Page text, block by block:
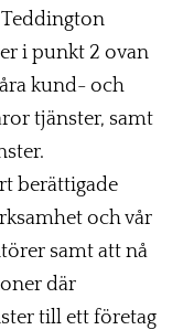
i punkt 2 ovan
kund- och
tjänster, samt
berättigade
och vår
samt att nå
där
till ett företag